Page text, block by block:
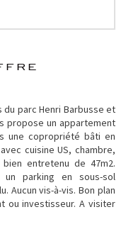
du parc Henri Barbusse et
propose un appartement
une copropriété bâti en
cuisine US, chambre,
entretenu de 47m2.
parking en sous-sol
Aucun vis-à-vis. Bon plan
ou investisseur. A visiter